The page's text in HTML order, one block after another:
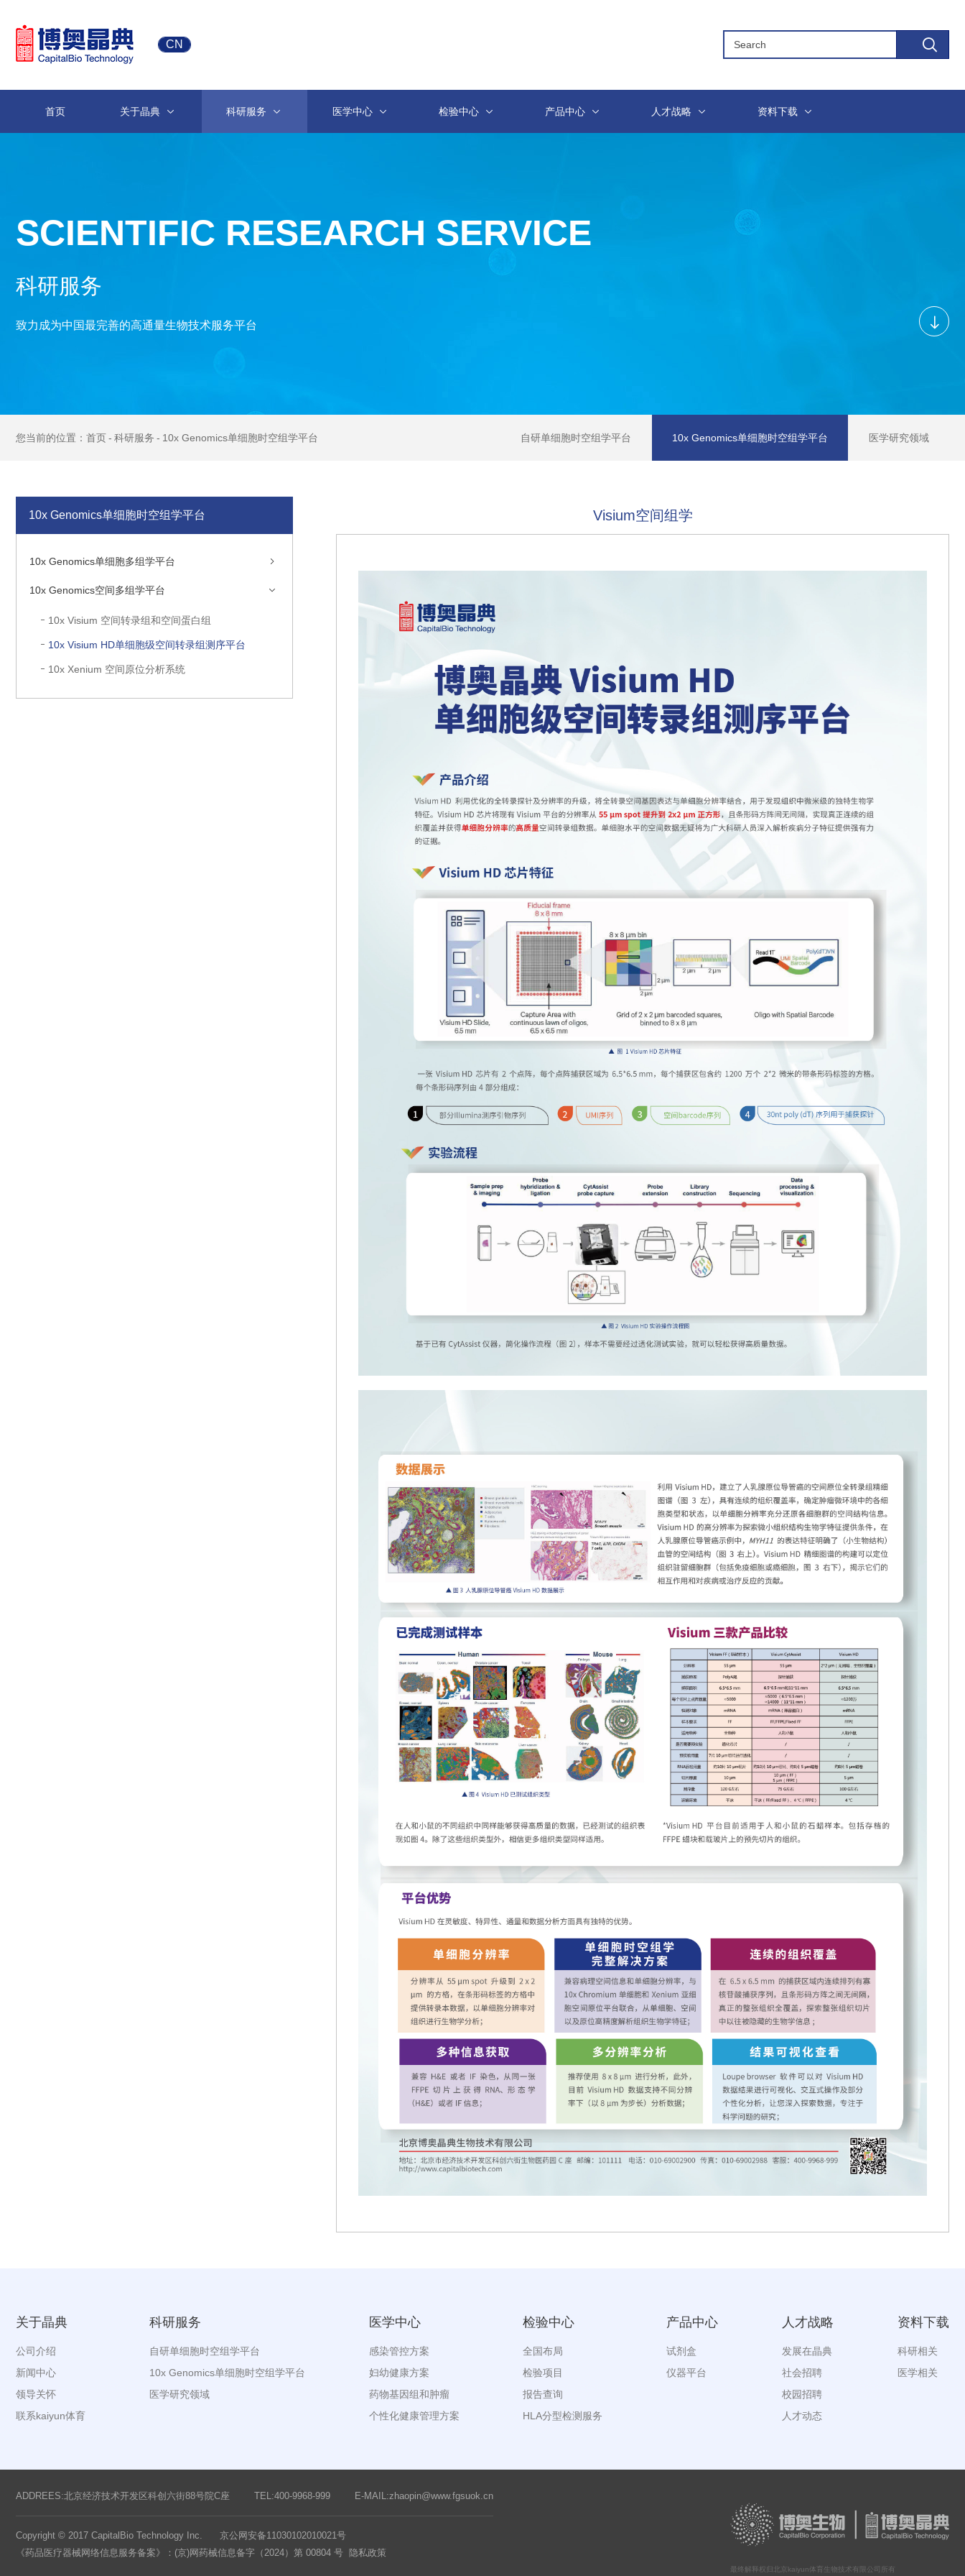
CN
首页 关于晶典 科研服务 医学中心 检验中心 产品中心 人才战略 资料下载
SCIENTIFIC RESEARCH SERVICE
科研服务
致力成为中国最完善的高通量生物技术服务平台
首页 科研服务 10x Genomics单细胞时空组学平台 自研单细胞时空组学平台 10x Genomics单细胞时空组学平台 医学研究领域
10x Genomics单细胞时空组学平台
10x Genomics单细胞多组学平台
10x Genomics空间多组学平台
10x Visium 空间转录组和空间蛋白组
10x Visium HD单细胞级空间转录组测序平台
10x Xenium 空间原位分析系统
Visium空间组学
关于晶典
公司介绍
新闻中心
领导关怀
联系kaiyun体育
科研服务
自研单细胞时空组学平台
10x Genomics单细胞时空组学平台
医学研究领域
医学中心
感染管控方案
妇幼健康方案
药物基因组和肿瘤
个性化健康管理方案
检验中心
全国布局
检验项目
报告查询
HLA分型检测服务
产品中心
试剂盒
仪器平台
人才战略
发展在晶典
社会招聘
校园招聘
人才动态
资料下载
科研相关
医学相关
ADDREES:北京经济技术开发区科创六街88号院C座 TEL:400-9968-999 E-MAIL:zhaopin@www.fgsuok.cn
Copyright © 2017 CapitalBio Technology Inc. 京公网安备11030102010021号
《药品医疗器械网络信息服务备案》：(京)网药械信息备字（2024）第 00804 号 隐私政策
最终解释权归北京kaiyun体育生物技术有限公司所有